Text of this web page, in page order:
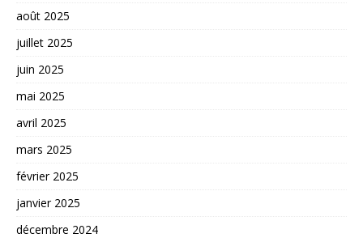
août 2025
juillet 2025
juin 2025
mai 2025
avril 2025
mars 2025
février 2025
janvier 2025
décembre 2024